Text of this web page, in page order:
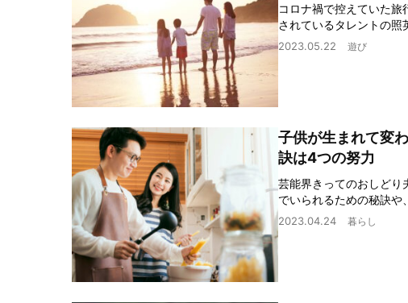
コロナ禍で控えていた
されているタレントの
2023.05.22 遊び
子供が生まれて変
訣は4つの努力
芸能界きってのおしどり
でいられるための秘訣や
2023.04.24 暮らし